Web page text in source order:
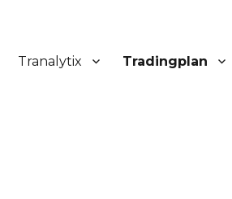
Tranalytix Tradingplan